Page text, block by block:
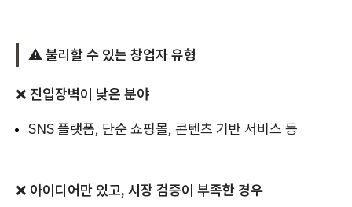
⚠️ 불리할 수 있는 창업자 유형
❌ 진입장벽이 낮은 분야
SNS 플랫폼, 단순 쇼핑몰, 콘텐츠 기반 서비스 등
❌ 아이디어만 있고, 시장 검증이 부족한 경우